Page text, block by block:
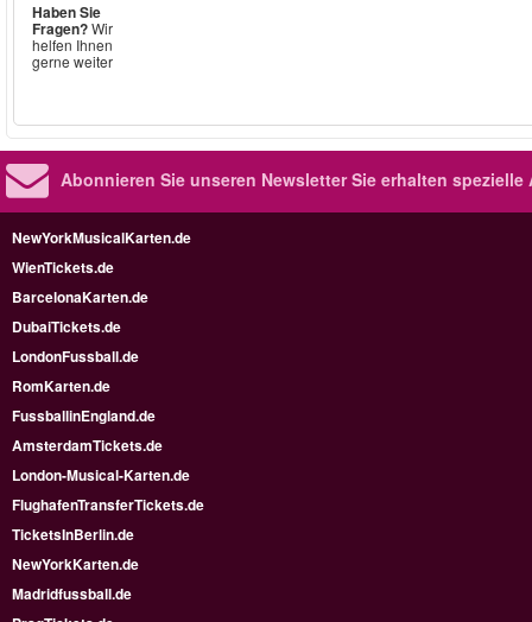
Haben Sie
Fragen?Wir
helfen Ihnen
gerne weiter
Abonnieren Sie unseren NewsletterSie erhalten spezielle
NewYorkMusicalKarten.de
WienTickets.de
BarcelonaKarten.de
DubaiTickets.de
LondonFussball.de
RomKarten.de
FussballinEngland.de
AmsterdamTickets.de
London-Musical-Karten.de
FlughafenTransferTickets.de
TicketsInBerlin.de
NewYorkKarten.de
Madridfussball.de